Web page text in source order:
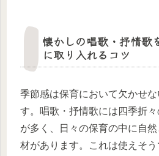
懐かしの唱歌・抒情歌
に取り入れるコツ
季節感は保育において欠かせ
す。唱歌・抒情歌には四季折
が多く、日々の保育の中に自
材があります。これは使えそう